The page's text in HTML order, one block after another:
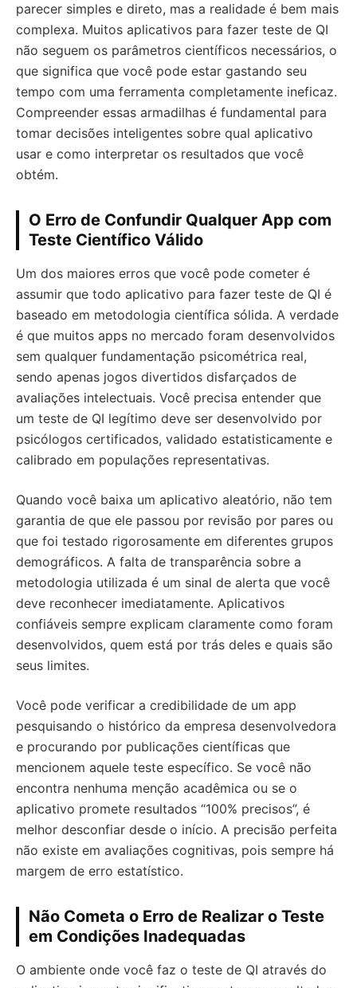
parecer simples e direto, mas a realidade é bem mais
complexa. Muitos aplicativos para fazer teste de QI
não seguem os parâmetros científicos necessários, o
que significa que você pode estar gastando seu
tempo com uma ferramenta completamente ineficaz.
Compreender essas armadilhas é fundamental para
tomar decisões inteligentes sobre qual aplicativo
usar e como interpretar os resultados que você
obtém.
O Erro de Confundir Qualquer App com
Teste Científico Válido
Um dos maiores erros que você pode cometer é
assumir que todo aplicativo para fazer teste de QI é
baseado em metodologia científica sólida. A verdade
é que muitos apps no mercado foram desenvolvidos
sem qualquer fundamentação psicométrica real,
sendo apenas jogos divertidos disfarçados de
avaliações intelectuais. Você precisa entender que
um teste de QI legítimo deve ser desenvolvido por
psicólogos certificados, validado estatisticamente e
calibrado em populações representativas.
Quando você baixa um aplicativo aleatório, não tem
garantia de que ele passou por revisão por pares ou
que foi testado rigorosamente em diferentes grupos
demográficos. A falta de transparência sobre a
metodologia utilizada é um sinal de alerta que você
deve reconhecer imediatamente. Aplicativos
confiáveis sempre explicam claramente como foram
desenvolvidos, quem está por trás deles e quais são
seus limites.
Você pode verificar a credibilidade de um app
pesquisando o histórico da empresa desenvolvedora
e procurando por publicações científicas que
mencionem aquele teste específico. Se você não
encontra nenhuma menção acadêmica ou se o
aplicativo promete resultados “100% precisos”, é
melhor desconfiar desde o início. A precisão perfeita
não existe em avaliações cognitivas, pois sempre há
margem de erro estatístico.
Não Cometa o Erro de Realizar o Teste
em Condições Inadequadas
O ambiente onde você faz o teste de QI através do